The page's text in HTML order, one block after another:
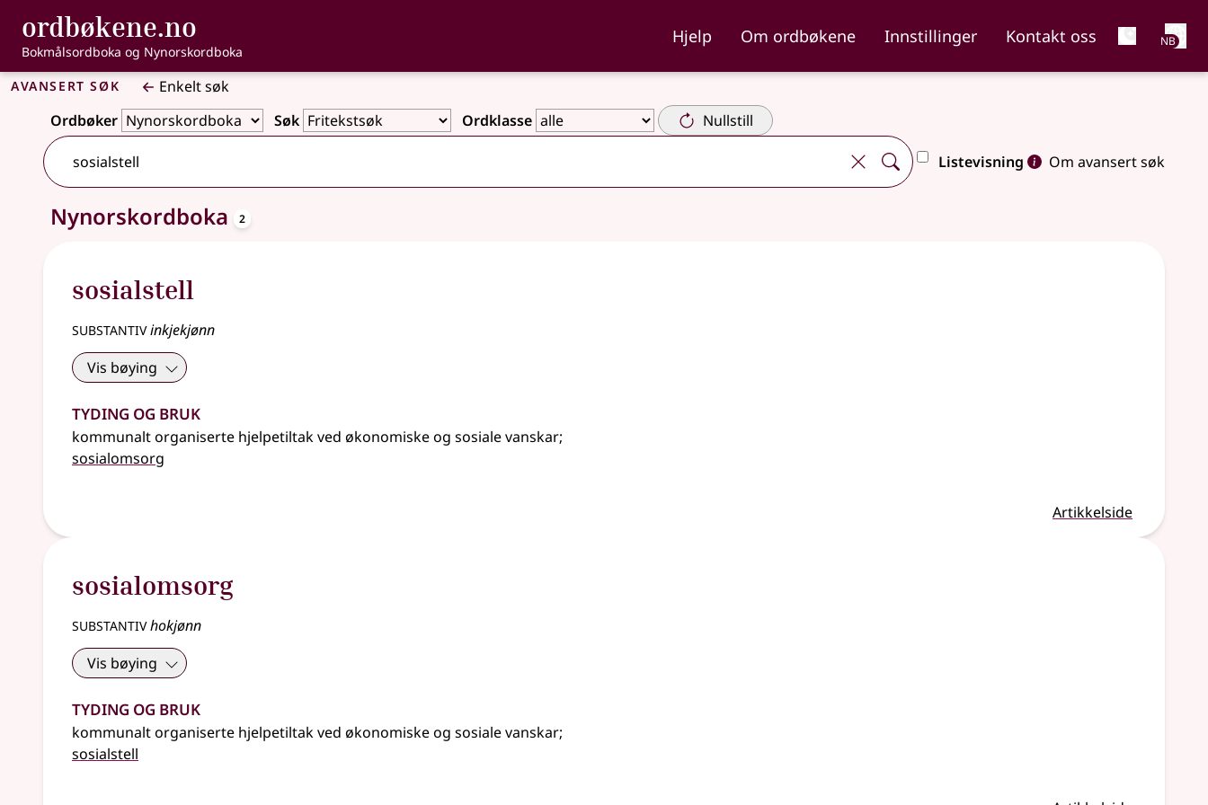
Gå til hovedinnhold
Tilgjengelighet
ordbøkene.no , Bokmålsordboka og Nynorskordboka
Bokmålsordboka og Nynorskordboka
Hjelp Om ordbøkene Innstillinger Kontakt oss NB
Avansert søk
Enkelt søk
Ordbøker
Søk Ordklasse Nullstill
Listevisning Om avansert søk
2 treff
Nynorskordboka 2
sosialstell
substantivinkjekjønn
Vis bøying
Tyding og bruk
kommunalt organiserte hjelpetiltak ved økonomiske og sosiale vanskar;
sosialomsorg
Artikkelside
sosialomsorg
substantivhokjønn
Vis bøying
Tyding og bruk
kommunalt organiserte hjelpetiltak ved økonomiske og sosiale vanskar;
sosialstell